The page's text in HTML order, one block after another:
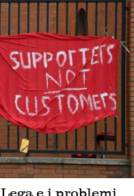
e i problemi